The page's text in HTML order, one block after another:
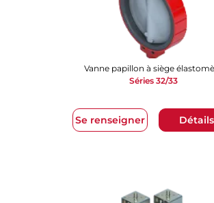
Se renseigner Détails
Vanne papillon à siège
Séries 32/33